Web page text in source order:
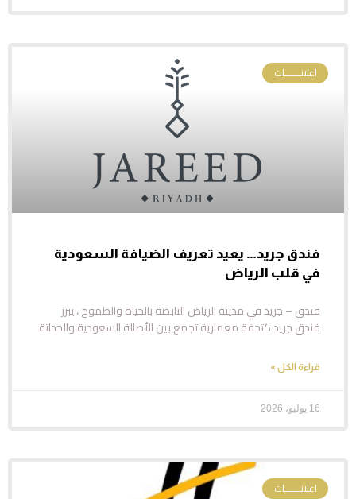
اعلانـــــــات
فندق جريد… يعيد تعريف الضيافة السعودية
في قلب الرياض
فندق – جريد في مدينة الرياض النابضة بالحياة والطموح ، يبرز
فندق جريد كتحفة معمارية تجمع بين الأصالة السعودية والحداثة
قراءة الكل »
16 يوليو، 2026
اعلانـــــــات